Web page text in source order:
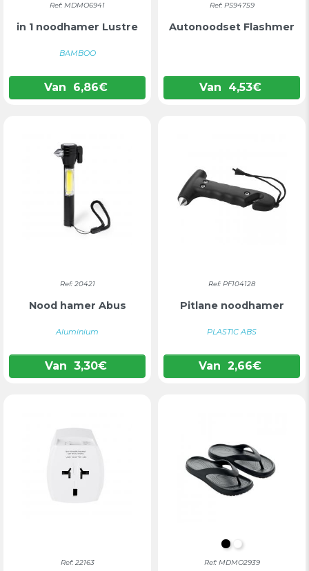
Ref: MDMO6941
in 1 noodhamer Lustre
BAMBOO
Van 6,86€
Ref: PS94759
Autonoodset Flashmer
Van 4,53€
Ref: 20421
Nood hamer Abus
Aluminium
Van 3,30€
Ref: PF104128
Pitlane noodhamer
PLASTIC ABS
Van 2,66€
Ref: 22163
ZWART
WIT
Ref: MDMO2939